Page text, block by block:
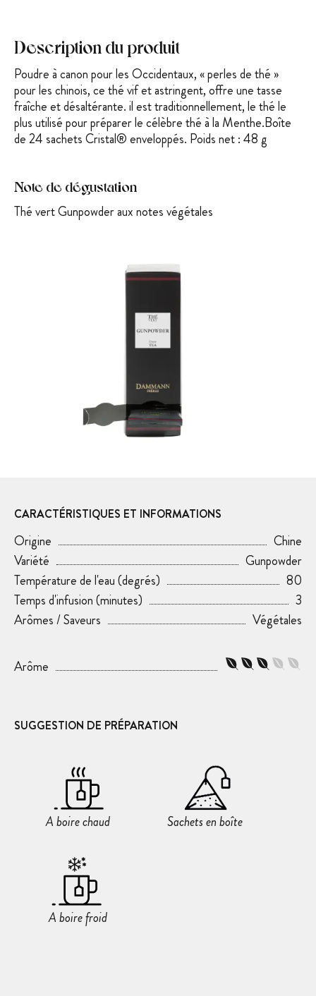
Description du produit
Poudre à canon pour les Occidentaux, « perles de thé »
pour les chinois, ce thé vif et astringent, offre une tasse
fraîche et désaltérante. il est traditionnellement, le thé le
plus utilisé pour préparer le célèbre thé à la Menthe.Boîte
de 24 sachets Cristal® enveloppés. Poids net : 48 g
Note de dégustation
Thé vert Gunpowder aux notes végétales
CARACTÉRISTIQUES ET INFORMATIONS
Origine
Chine
Variété
Gunpowder
Température de l'eau (degrés)
80
Temps d'infusion (minutes)
3
Arômes / Saveurs
Végétales
Arôme
SUGGESTION DE PRÉPARATION
A boire chaud Sachets en boîte
A boire froid